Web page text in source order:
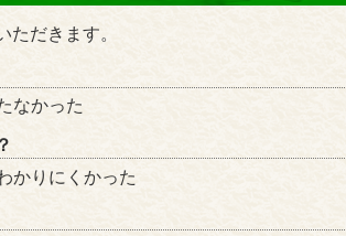
だきます。
なかった
かりにくかった